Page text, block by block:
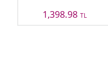
1,398.98TL